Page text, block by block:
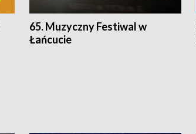
65. Muzyczny Festiwal w
Łańcucie